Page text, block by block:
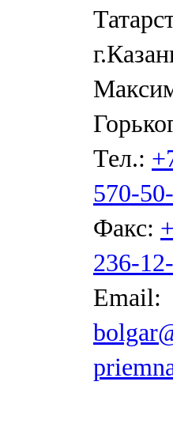
Тел.:
570-
Факс:
236-
Email: